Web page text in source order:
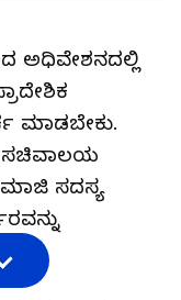
ಅಧಿವೇಶನದಲ್ಲಿ
ಮಾಡಬೇಕು.
ಸಚಿವಾಲಯ
ಮಾಜಿ ಸದಸ್ಯ